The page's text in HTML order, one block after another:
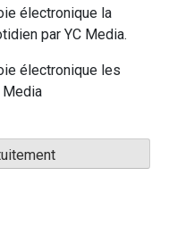
électronique la
par YC Media.
électronique les